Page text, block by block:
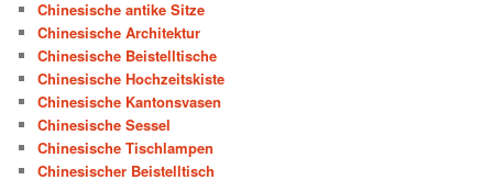
Chinesische antike Sitze
Chinesische Architektur
Chinesische Beistelltische
Chinesische Hochzeitskiste
Chinesische Kantonsvasen
Chinesische Sessel
Chinesische Tischlampen
Chinesischer Beistelltisch